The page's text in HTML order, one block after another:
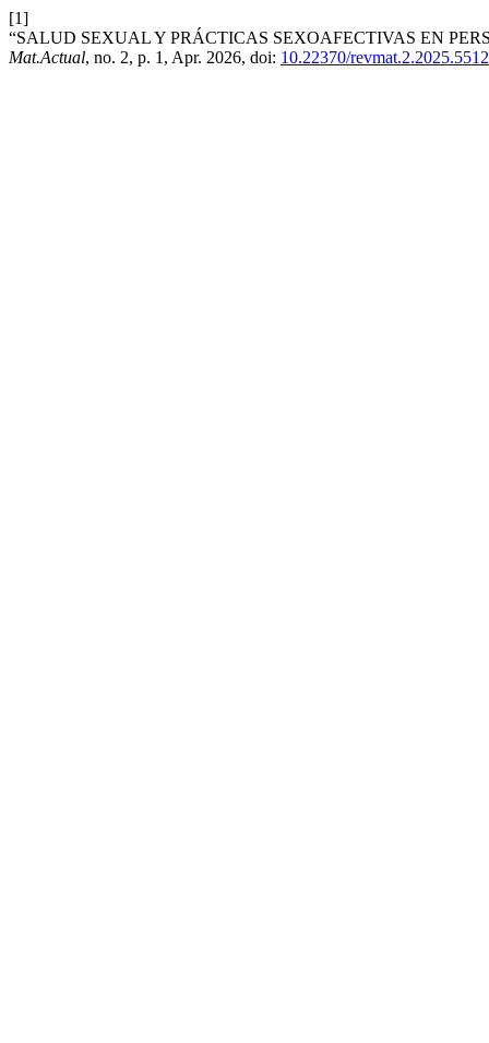
[1]
“SALUD SEXUAL Y PRÁCTICAS SEXOAFECTIVAS EN
Mat.Actual, no. 2, p. 1, Apr. 2026, doi: 10.22370/revmat.2.2025.5512